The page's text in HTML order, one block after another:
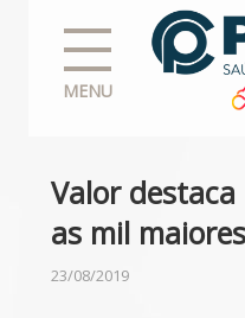
MENU
Valor
as mil
23/08/2019